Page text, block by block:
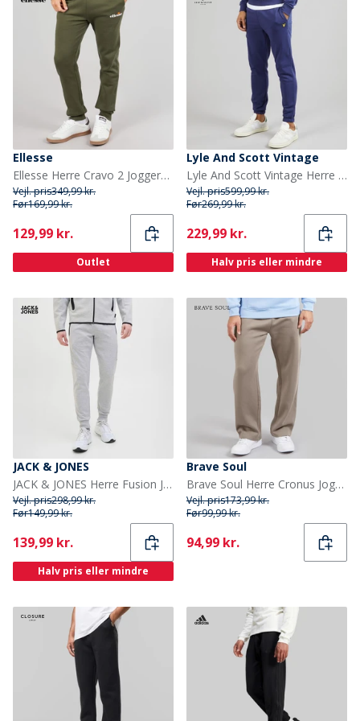
Ellesse
Ellesse Herre Cravo 2 Joggers Khaki
Vejl. pris349,99 kr.
Før169,99 kr.
Current
129,99 kr.
Outlet
Lyle And Scott Vintage
Lyle And Scott Vintage Herre Slim Fit Joggers Deep Indigo
Vejl. pris599,99 kr.
Før269,99 kr.
Current
229,99 kr.
Halv pris eller mindre
JACK & JONES
JACK & JONES Herre Fusion Joggers Light Grey Melange
Vejl. pris298,99 kr.
Før149,99 kr.
Current
139,99 kr.
Halv pris eller mindre
Brave Soul
Brave Soul Herre Cronus Joggingbukser Brun
Vejl. pris173,99 kr.
Før99,99 kr.
Current
94,99 kr.